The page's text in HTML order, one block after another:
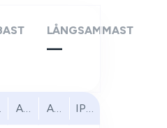
LÅNGSAMMAST
—
Afrika Asien och
IPv6